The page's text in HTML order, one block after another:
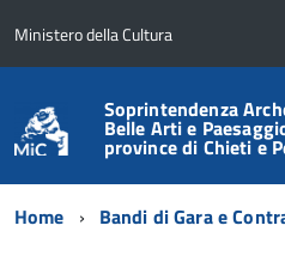
Ministero della Cultura
Soprintendenza
Belle Arti e
province di Chieti e
Home Bandi di Gara e